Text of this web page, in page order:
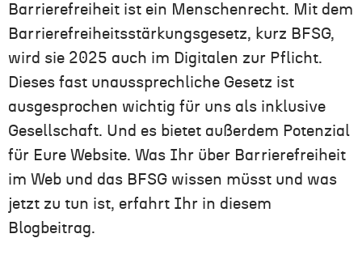
Barrierefreiheit ist ein Menschenrecht. Mit dem
Barrierefreiheitsstärkungsgesetz, kurz BFSG,
wird sie 2025 auch im Digitalen zur Pflicht.
Dieses fast unaussprechliche Gesetz ist
ausgesprochen wichtig für uns als inklusive
Gesellschaft. Und es bietet außerdem Potenzial
für Eure Website. Was Ihr über Barrierefreiheit
im Web und das BFSG wissen müsst und was
jetzt zu tun ist, erfahrt Ihr in diesem
Blogbeitrag.